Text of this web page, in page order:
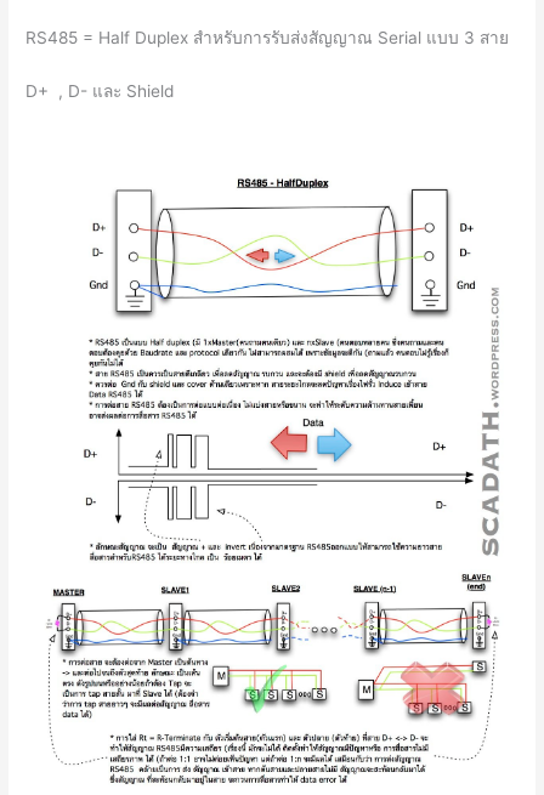
RS485 = Half Duplex สำหรับการรับส่งสัญญาณ Serial แบบ 3 สาย
D+ , D- และ Shield